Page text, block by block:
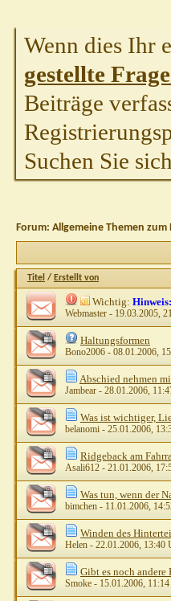
Wenn dies Ihr
gestellte
Beiträge
Suchen Sie
Forum: Allgemeine Themen zum
Titel / Erstellt von
Wichtig: Hinweis:
Webmaster - 19.03.2005,
Haltungsformen
Bono2006 - 08.01.2006,
Abschied nehmen
Jambear - 28.01.2006,
Was ist wichtiger,
belanomi - 25.01.2006,
Ridgeback am
Asali612 - 21.01.2006,
Was tun, wenn der
bimchen - 11.01.2006,
Winden des
Helen - 22.01.2006, 13:40
Gibt es noch andere
Smoke - 15.01.2006,